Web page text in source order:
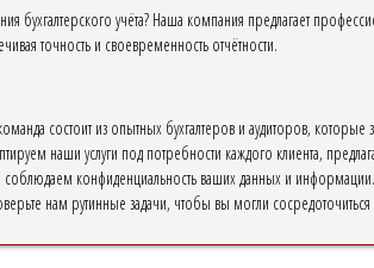
бухгалтерского учёта? Наша компания предлагает
точность и своевременность отчётности.
состоит из опытных бухгалтеров и аудиторов, которые
наши услуги под потребности каждого клиента,
конфиденциальность ваших данных и информации.
нам рутинные задачи, чтобы вы могли сосредоточиться